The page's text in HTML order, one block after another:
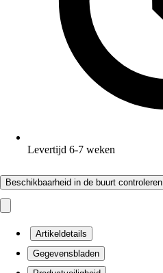
Levertijd 6-7 weken
Beschikbaarheid in de buurt controleren
Artikeldetails
Gegevensbladen